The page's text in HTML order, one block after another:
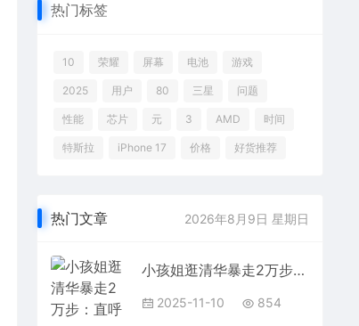
热门标签
10 荣耀 屏幕 电池 游戏
2025 用户 80 三星 问题
性能 芯片 元 3 AMD 时间
特斯拉 iPhone 17 价格 好货推荐
热门文章 2026年8月9日 星期日
小孩姐逛清华暴走2万步：直呼不考了
2025-11-10 854